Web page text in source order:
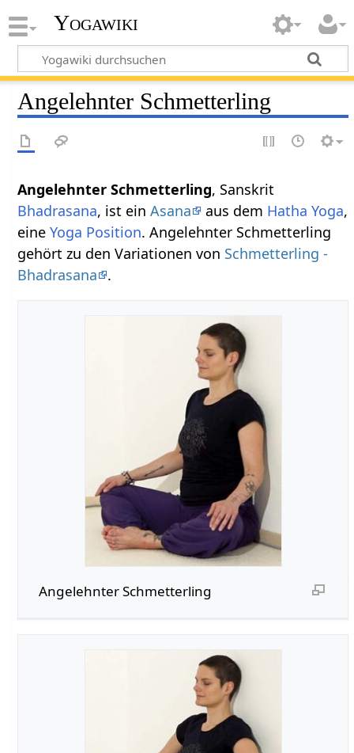
Yogawiki
Angelehnter Schmetterling
Angelehnter Schmetterling, Sanskrit
Bhadrasana, ist einAsana aus dem Hatha Yoga,
eineYoga Position. Angelehnter Schmetterling
gehört zu den Variationen von Schmetterling -
Bhadrasana
.
Angelehnter Schmetterling